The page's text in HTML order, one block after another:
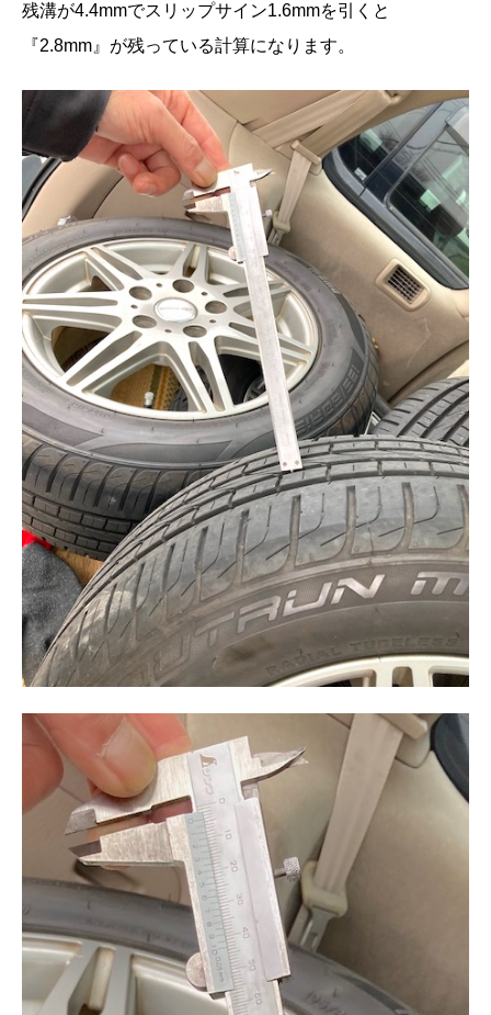
残溝が4.4mmでスリップサイン1.6mmを引くと
『2.8mm』が残っている計算になります。